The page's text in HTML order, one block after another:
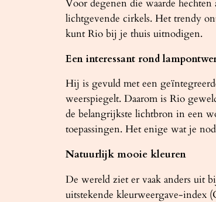
Voor degenen die waarde
lichtgevende cirkels. Het trendy
kunt Rio bij je thuis uitnodigen.
Een interessant rond
Hij is gevuld met een
weerspiegelt. Daarom is Rio
de belangrijkste lichtbron in een
toepassingen. Het enige wat je
Natuurlijk mooie kleuren
De wereld ziet er vaak anders uit
uitstekende kleurweergave-index